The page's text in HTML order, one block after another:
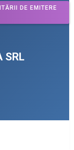
DE EMITERE